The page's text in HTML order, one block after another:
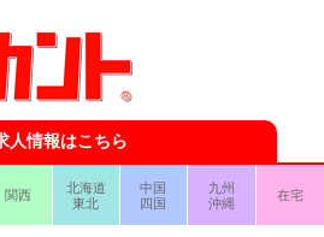
人情報はこちら
関西
北海道
東北
中国
四国
九州
沖縄
在宅